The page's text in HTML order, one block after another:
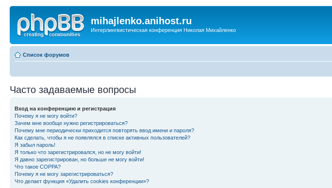
mihajlenko.anihost.ru
Интерлингвистическая конференция Николая Михайленко
Список форумов
Часто задаваемые вопросы
Вход на конференцию и регистрация
Почему я не могу войти?
Зачем мне вообще нужно регистрироваться?
Почему мне периодически приходится повторять ввод имени и пароля?
Как сделать, чтобы я не появлялся в списке активных пользователей?
Я забыл пароль!
Я только что зарегистрировался, но не могу войти!
Я давно зарегистрирован, но больше не могу войти!
Что такое COPPA?
Почему я не могу зарегистрироваться?
Что делает функция «Удалить cookies конференции»?